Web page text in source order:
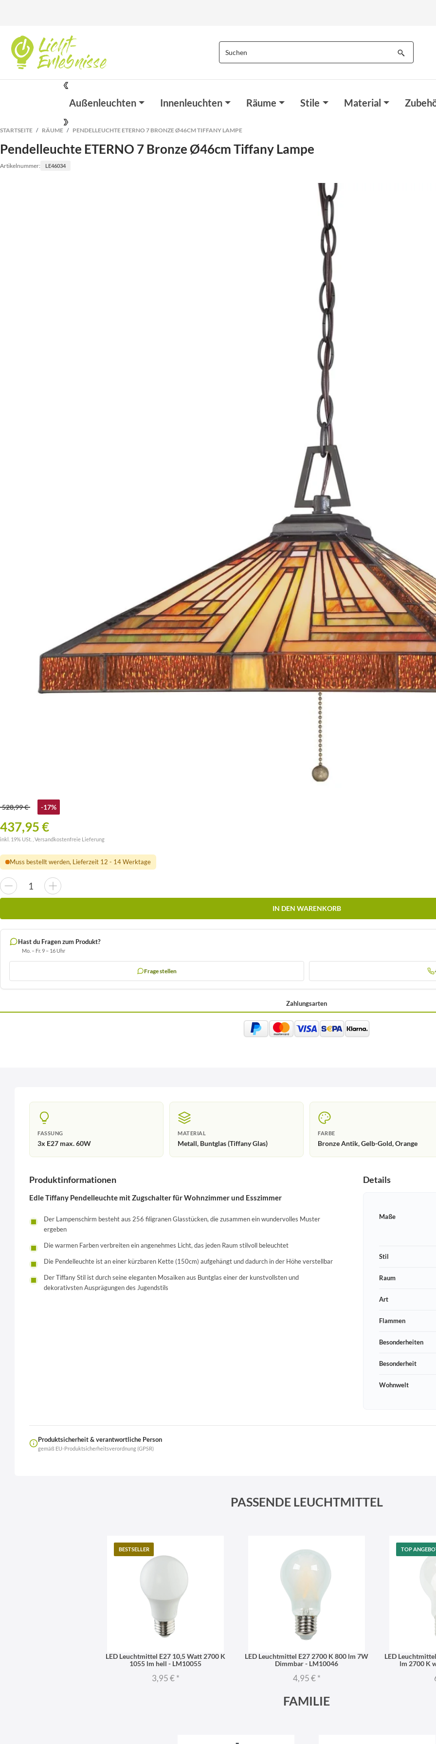
Außenleuchten Innenleuchten Räume Stile Material
STARTSEITE RÄUME PENDELLEUCHTE ETERNO 7 BRONZE Ø46CM TIFFANY LAMPE
Pendelleuchte ETERNO 7 Bronze Ø46cm Tiffany Lampe
Artikelnummer: LE46034
528,99 € -17%
437,95 €
inkl. 19% USt. , Versandkostenfreie Lieferung
Muss bestellt werden, Lieferzeit 12 - 14 Werktage
IN DEN WARENKORB
Hast du Fragen zum Produkt?
Mo. – Fr. 9 – 16 Uhr
Frage stellen
Zahlungsarten
FASSUNG
3x E27 max. 60W
MATERIAL
Metall, Buntglas (Tiffany Glas)
FARBE
Bronze Antik, Gelb-Gold, Orange
Produktinformationen
Edle Tiffany Pendelleuchte mit Zugschalter für Wohnzimmer und Esszimmer
Der Lampenschirm besteht aus 256 filigranen Glasstücken, die zusammen ein wundervolles Muster
ergeben
Die warmen Farben verbreiten ein angenehmes Licht, das jeden Raum stilvoll beleuchtet
Die Pendelleuchte ist an einer kürzbaren Kette (150cm) aufgehängt und dadurch in der Höhe verstellbar
Der Tiffany Stil ist durch seine eleganten Mosaiken aus Buntglas einer der kunstvollsten und
dekorativsten Ausprägungen des Jugendstils
Details
Maße
Stil
Raum
Art
Flammen
Besonderheiten
Besonderheit
Wohnwelt
Produktsicherheit & verantwortliche Person
gemäß EU-Produktsicherheitsverordnung (GPSR)
PASSENDE LEUCHTMITTEL
BESTSELLER
LED Leuchtmittel E27 10,5 Watt 2700 K
1055 lm hell - LM10055
3,95 €*
LED Leuchtmittel E27 2700 K 800 lm 7W
Dimmbar - LM10046
4,95 €*
TOP
LED
lm 2700 K
FAMILIE